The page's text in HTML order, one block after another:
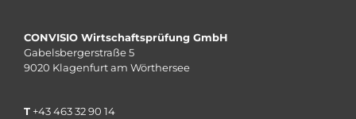
CONVISIO Wirtschaftsprüfung GmbH
Gabelsbergerstraße 5
9020 Klagenfurt am Wörthersee
T +43 463 32 90 14